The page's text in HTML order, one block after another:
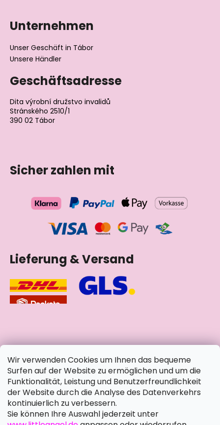
Wir verwenden Cookies um Ihnen das bequeme
Surfen auf der Website zu ermöglichen und um die
Funktionalität, Leistung und Benutzerfreundlichkeit
der Website durch die Analyse des Datenverkehrs
kontinuierlich zu verbessern.
Sie können Ihre Auswahl jederzeit unter
Unternehmen
Unser Geschäft in Tábor
Unsere Händler
Geschäftsadresse
Dita výrobní družstvo invalidů
Stránského 2510/1
390 02 Tábor
Sicher zahlen mit
Lieferung & Versand
soziale Netzwerke